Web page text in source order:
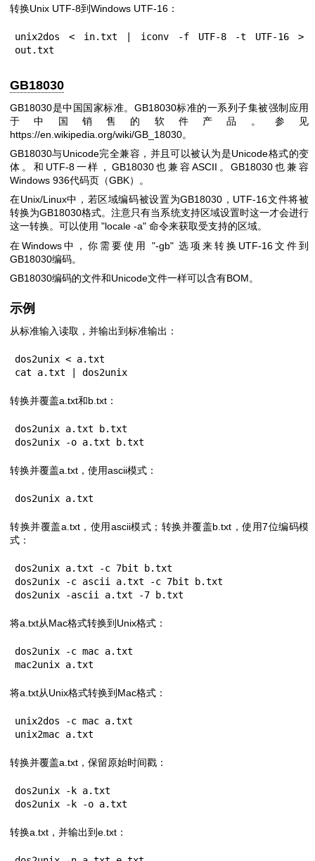
转换Unix UTF-8到Windows UTF-16：
unix2dos < in.txt | iconv -f UTF-8 -t UTF-16 >
out.txt
GB18030
GB18030是中国国家标准。GB18030标准的一系列子集被强制应用
于中国销售的软件产品。参见
https://en.wikipedia.org/wiki/GB_18030。
GB18030与Unicode完全兼容，并且可以被认为是Unicode格式的变
体。和UTF-8一样，GB18030也兼容ASCII。GB18030也兼容
Windows 936代码页（GBK）。
在Unix/Linux中，若区域编码被设置为GB18030，UTF-16文件将被
转换为GB18030格式。注意只有当系统支持区域设置时这一才会进行
这一转换。可以使用 "locale -a" 命令来获取受支持的区域。
在Windows中，你需要使用"-gb" 选项来转换UTF-16文件到
GB18030编码。
GB18030编码的文件和Unicode文件一样可以含有BOM。
示例
从标准输入读取，并输出到标准输出：
dos2unix < a.txt
cat a.txt | dos2unix
转换并覆盖a.txt和b.txt：
dos2unix a.txt b.txt
dos2unix -o a.txt b.txt
转换并覆盖a.txt，使用ascii模式：
dos2unix a.txt
转换并覆盖a.txt，使用ascii模式；转换并覆盖b.txt，使用7位编码模
式：
dos2unix a.txt -c 7bit b.txt
dos2unix -c ascii a.txt -c 7bit b.txt
dos2unix -ascii a.txt -7 b.txt
将a.txt从Mac格式转换到Unix格式：
dos2unix -c mac a.txt
mac2unix a.txt
将a.txt从Unix格式转换到Mac格式：
unix2dos -c mac a.txt
unix2mac a.txt
转换并覆盖a.txt，保留原始时间戳：
dos2unix -k a.txt
dos2unix -k -o a.txt
转换a.txt，并输出到e.txt：